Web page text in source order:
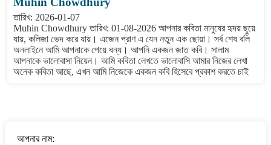
তারিখ: 2026-01-07
Muhin Chowdhury তারিখ: 01-08-2026 আপনার কবিতা মানুষের হৃদয় ছুয়ে
যায়, কলিজা ভেদ করে যায়। এজেন প্রাণ এ যেন নতুন এক ছোয়া। সর্ব শেষ বলি
অনলাইনে আমি আপনাকে পেয়ে ধন্য। আপনি একজন জাত কবি। সালাম
আপনাকে ভালোবাসা নিয়েন। আমি কবিতা লেখতে ভালোবাসি আমার নিজের লেখা
অনেক কবিতা আছে, এখন আমি নিজেকে একজন কবি হিসেবে প্রকাশ করতে চাই
আপনার নাম: